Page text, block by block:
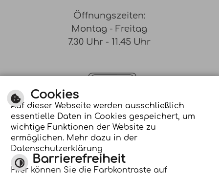
Öffnungszeiten:
Montag - Freitag
7.30 Uhr - 11.45 Uhr
Optimiert für
mobile Endgeräte
Cookies
Auf dieser Webseite werden ausschließlich
essentielle Daten in Cookies gespeichert, um
wichtige Funktionen der Website zu
ermöglichen. Mehr dazu in der
Datenschutzerklärung
Barrierefreiheit
Hier können Sie die Farbkontraste auf